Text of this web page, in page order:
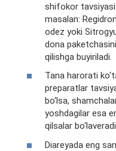
shifokor tavsiyasi
masalan:
odez yoki
dona
qilishga buyiriladi.
Tana harorati
preparatlar
bo‘lsa,
yoshdagilar esa
qilsalar
Diareyada eng